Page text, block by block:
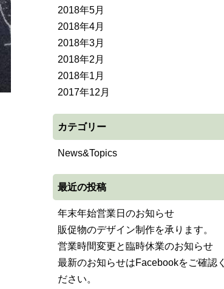
2018年5月
2018年4月
2018年3月
2018年2月
2018年1月
2017年12月
カテゴリー
News&Topics
最近の投稿
年末年始営業日のお知らせ
販促物のデザイン制作を承ります。
営業時間変更と臨時休業のお知らせ
最新のお知らせはFacebookをご確認く
ださい。